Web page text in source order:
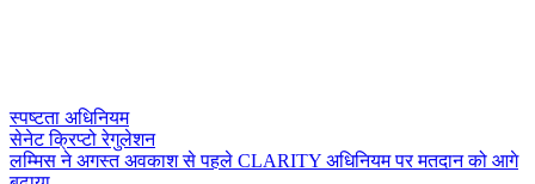
स्पष्टता अधिनियम
सेनेट क्रिप्टो रेगुलेशन
लमस न अगसत अवकश स पहल CLARITY अधनयम पर मतदन क आग